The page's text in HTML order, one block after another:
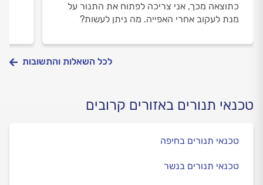
כתוצאה מכך, אני צריכה לפתוח את התנור על
מנת לעקוב אחרי האפייה. מה ניתן לעשות?
לכל השאלות והתשובות
טכנאי תנורים באזורים קרובים
טכנאי תנורים בחיפה
טכנאי תנורים בנשר